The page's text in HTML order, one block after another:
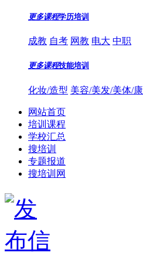
更多课程学历培训
成教 自考 网教 电大 中职
更多课程技能培训
化妆/造型 美容/美发/美体/
网站首页
培训课程
学校汇总
搜培训
专题报道
搜培训网